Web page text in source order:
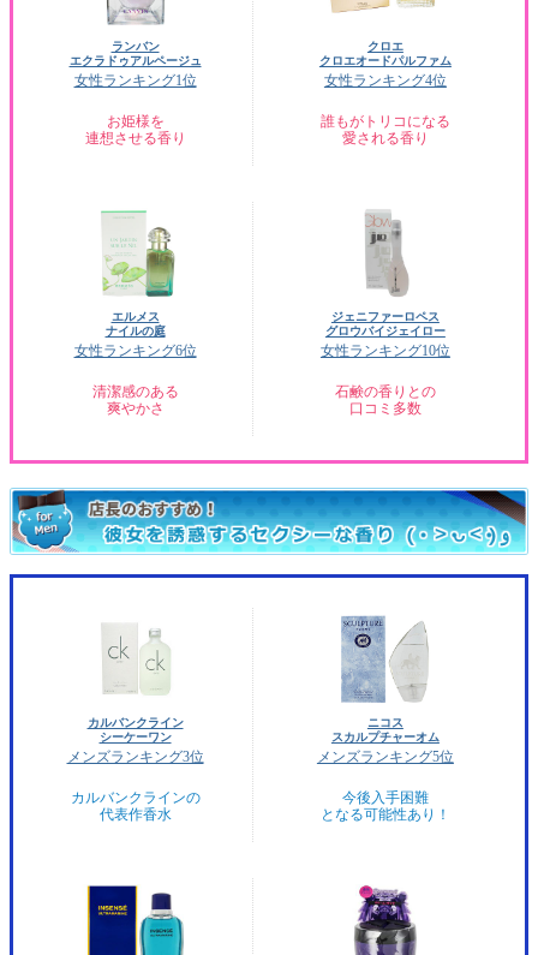
ランバン
エクラドゥアルページュ
女性ランキング1位
お姫様を
連想させる香り
クロエ
クロエオードパルファム
女性ランキング4位
誰もがトリコになる
愛される香り
エルメス
ナイルの庭
女性ランキング6位
清潔感のある
爽やかさ
ジェニファーロペス
グロウバイジェイロー
女性ランキング10位
石鹸の香りとの
口コミ多数
カルバンクライン
シーケーワン
メンズランキング3位
カルバンクラインの
代表作香水
ニコス
スカルプチャーオム
メンズランキング5位
今後入手困難
となる可能性あり！